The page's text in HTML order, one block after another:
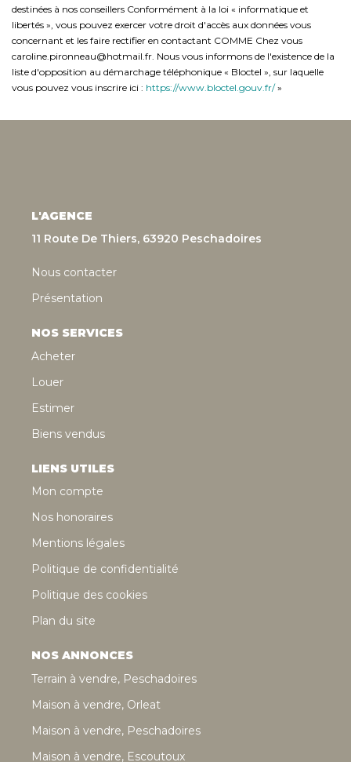
destinées à nos conseillers Conformément à la loi « informatique et
libertés », vous pouvez exercer votre droit d'accès aux données vous
concernant et les faire rectifier en contactant COMME Chez vous
caroline.pironneau@hotmail.fr. Nous vous informons de l'existence de la
liste d'opposition au démarchage téléphonique « Bloctel », sur laquelle
vous pouvez vous inscrire ici : https://www.bloctel.gouv.fr/»
L'AGENCE
11 Route De Thiers, 63920 Peschadoires
Nous contacter
Présentation
NOS SERVICES
Acheter
Louer
Estimer
Biens vendus
LIENS UTILES
Mon compte
Nos honoraires
Mentions légales
Politique de confidentialité
Politique des cookies
Plan du site
NOS ANNONCES
Terrain à vendre, Peschadoires
Maison à vendre, Orleat
Maison à vendre, Peschadoires
Maison à vendre, Escoutoux